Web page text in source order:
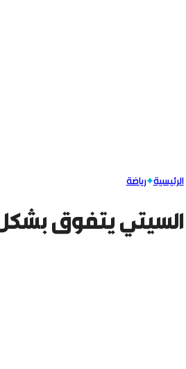
الرئيسية رياضة
السيتي يتفوق